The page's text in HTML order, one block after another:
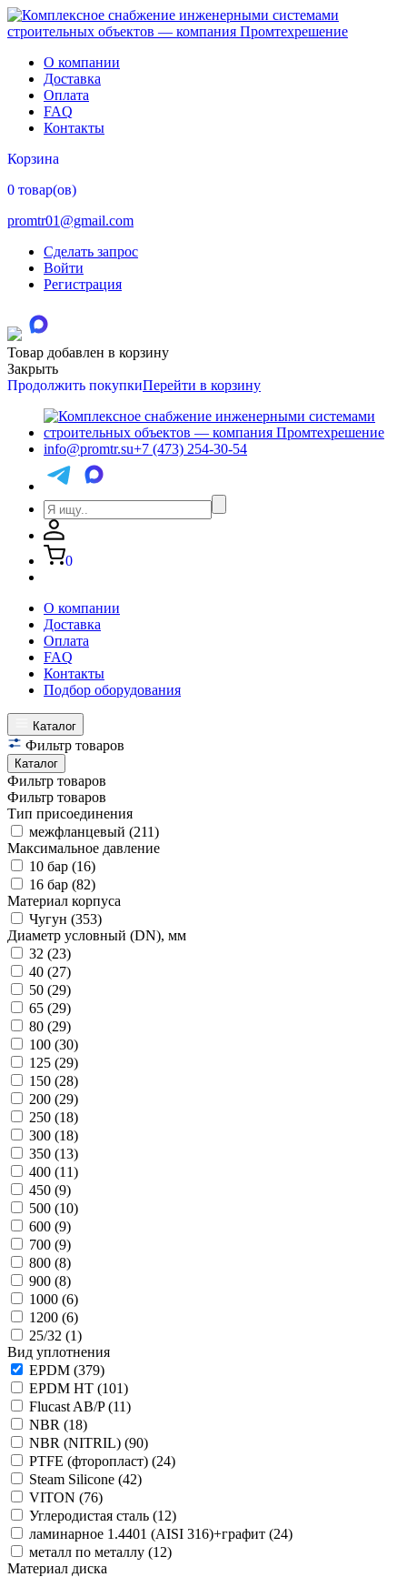
О компании
Доставка
Оплата
FAQ
Контакты
Корзина
0 товар(ов)
promtr01@gmail.com
Сделать запрос
Войти
Регистрация
Товар добавлен в корзину
Закрыть
Продолжить покупкиПерейти в корзину
info@promtr.su+7 (473) 254-30-54
0
О компании
Доставка
Оплата
FAQ
Контакты
Подбор оборудования
Каталог
Фильтр товаров
Каталог
Фильтр товаров
Фильтр товаров
Тип присоединения
межфланцевый (211)
Максимальное давление
10 бар (16)
16 бар (82)
Материал корпуса
Чугун (353)
Диаметр условный (DN), мм
32 (23)
40 (27)
50 (29)
65 (29)
80 (29)
100 (30)
125 (29)
150 (28)
200 (29)
250 (18)
300 (18)
350 (13)
400 (11)
450 (9)
500 (10)
600 (9)
700 (9)
800 (8)
900 (8)
1000 (6)
1200 (6)
25/32 (1)
Вид уплотнения
EPDM (379)
EPDM HT (101)
Flucast AB/P(11)
NBR (18)
NBR (NITRIL) (90)
PTFE (фторопласт) (24)
Steam Silicone (42)
VITON (76)
Углеродистая сталь (12)
ламинарное 1.4401 (AISI 316)+графит (24)
металл по металлу (12)
Материал диска